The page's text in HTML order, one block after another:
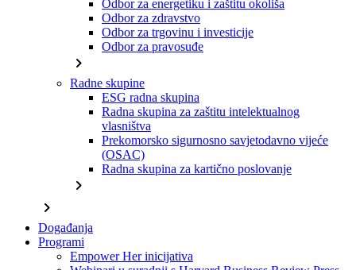
Odbor za energetiku i zaštitu okoliša
Odbor za zdravstvo
Odbor za trgovinu i investicije
Odbor za pravosuđe
chevron_right
Radne skupine
ESG radna skupina
Radna skupina za zaštitu intelektualnog
vlasništva
Prekomorsko sigurnosno savjetodavno vijeće
(OSAC)
Radna skupina za kartično poslovanje
chevron_right
chevron_right
Događanja
Programi
Empower Her inicijativa